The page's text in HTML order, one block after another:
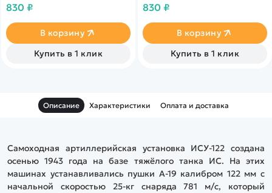
сказать, что этот
был одним из самых
опасных огневых орудий во
время Второй Мировой.
830 ₽
В корзину
Купить в 1 клик
этого небезызвестного танка
установить радиостанцию, а
также увеличить боевой
830 ₽
В корзину
Купить в 1 клик
Описание Характеристики Оплата и доставка
Самоходная артиллерийская установка ИСУ-122 создана
осенью 1943 года на базе тяжёлого танка ИС. На этих
машинах устанавливались пушки А-19 калибром 122 мм с
начальной скоростью 25-кг снаряда 781 м/с, который